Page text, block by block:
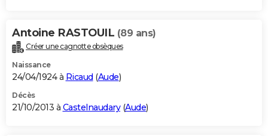
Antoine RASTOUIL (89 ans)
Créer une cagnotte obsèques
Naissance
24/04/1924 à Ricaud (Aude)
Décès
21/10/2013 à Castelnaudary(Aude)